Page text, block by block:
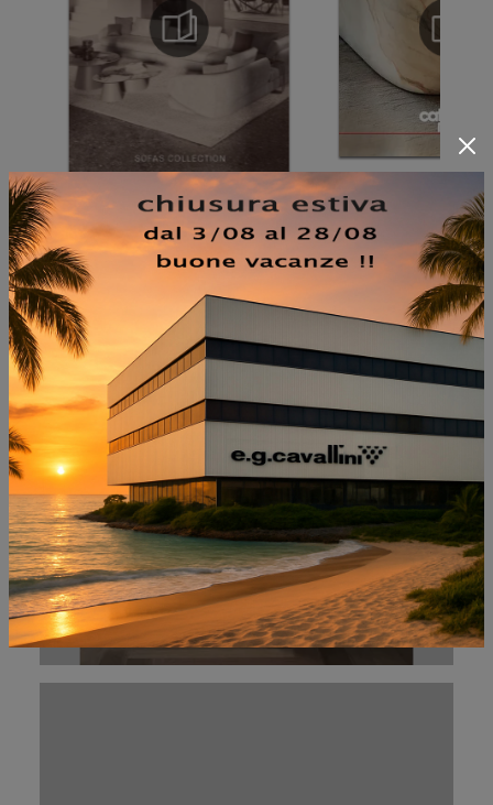
NON PERDERTI ANCHE:
BRANDY